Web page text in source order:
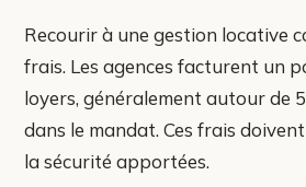
Recourir à une gestion locative
frais. Les agences facturent un
loyers, généralement autour de
dans le mandat. Ces frais
la sécurité apportées.